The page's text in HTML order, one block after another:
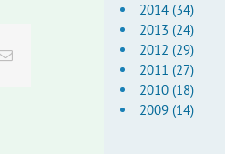
Email
2014 (34)
2013 (24)
2012 (29)
2011 (27)
2010 (18)
2009 (14)